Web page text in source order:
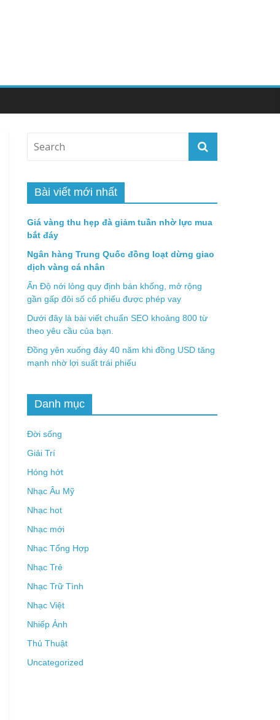
Bài viết mới nhất
Giá vàng thu hẹp đà giảm tuần nhờ lực mua
bắt đáy
Ngân hàng Trung Quốc đồng loạt dừng giao
dịch vàng cá nhân
Ấn Độ nới lỏng quy định bán khống, mở rộng
gần gấp đôi số cổ phiếu được phép vay
Dưới đây là bài viết chuẩn SEO khoảng 800 từ
theo yêu cầu của bạn.
Đồng yên xuống đáy 40 năm khi đồng USD tăng
mạnh nhờ lợi suất trái phiếu
Danh mục
Đời sống
Giải Trí
Hóng hớt
Nhạc Âu Mỹ
Nhạc hot
Nhạc mới
Nhạc Tổng Hợp
Nhạc Trẻ
Nhạc Trữ Tình
Nhạc Việt
Nhiếp Ảnh
Thủ Thuật
Uncategorized